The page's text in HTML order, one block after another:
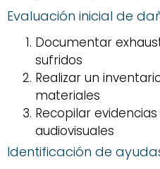
Evaluación inicial de
Documentar
sufridos
Realizar un
materiales
Recopilar
audiovisuales
Identificación de